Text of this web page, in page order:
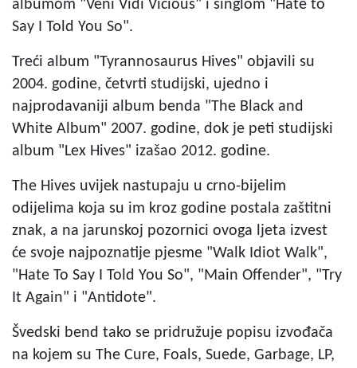
albumom "Veni Vidi Vicious" i singlom "Hate to
Say I Told You So".
Treći album "Tyrannosaurus Hives" objavili su
2004. godine, četvrti studijski, ujedno i
najprodavaniji album benda "The Black and
White Album" 2007. godine, dok je peti studijski
album "Lex Hives" izašao 2012. godine.
The Hives uvijek nastupaju u crno-bijelim
odijelima koja su im kroz godine postala zaštitni
znak, a na jarunskoj pozornici ovoga ljeta izvest
će svoje najpoznatije pjesme "Walk Idiot Walk",
"Hate To Say I Told You So", "Main Offender", "Try
It Again" i "Antidote".
Švedski bend tako se pridružuje popisu izvođača
na kojem su The Cure, Foals, Suede, Garbage, LP,